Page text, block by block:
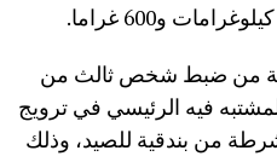
و600 غراما.
من ضبط شخص ثالث من
فيه الرئيسي في ترويج
من بندقية للصيد، وذلك